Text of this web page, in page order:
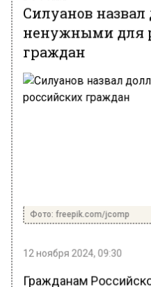
Силуанов
ненужными для
граждан
Фото: freepik.com/jcomp
12 ноября 2024, 09:30
Гражданам